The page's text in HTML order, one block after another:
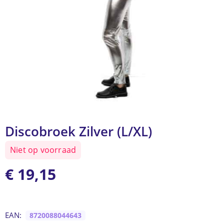
Discobroek Zilver (L/XL)
Niet op voorraad
€ 19,15
EAN: 8720088044643